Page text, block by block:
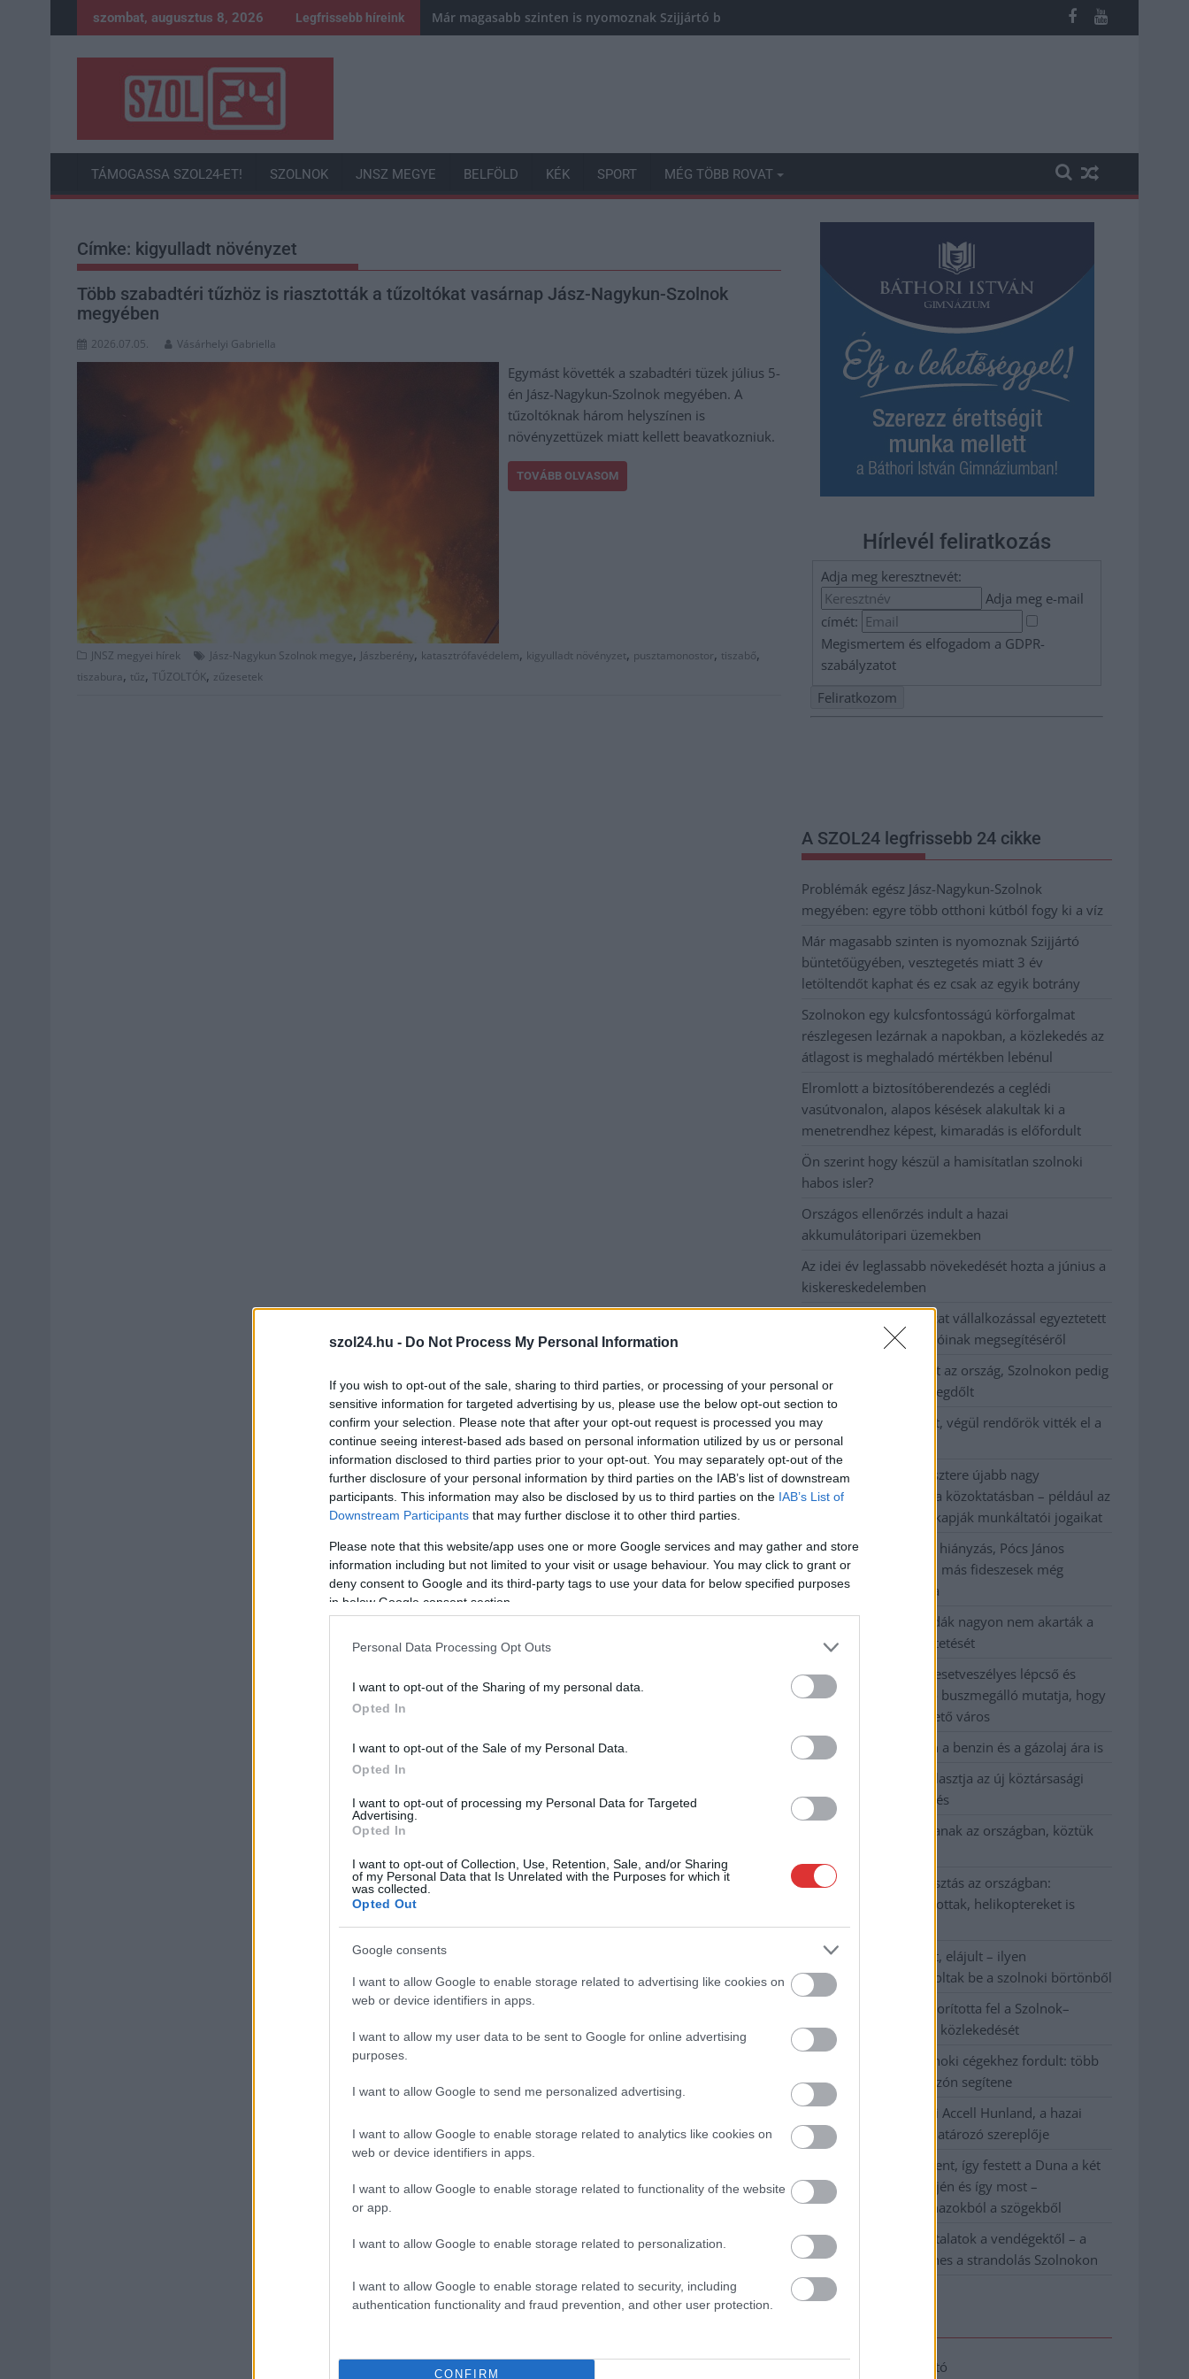
szol24.hu - Do Not Process My Personal Information
If you wish to opt-out of the sale, sharing to third parties, or processing of your personal or
sensitive information for targeted advertising by us, please use the below opt-out section to
confirm your selection. Please note that after your opt-out request is processed you may
continue seeing interest-based ads based on personal information utilized by us or personal
information disclosed to third parties prior to your opt-out. You may separately opt-out of the
further disclosure of your personal information by third parties on the IAB’s list of downstream
participants. This information may also be disclosed by us to third parties on the IAB’s List of
Downstream Participants that may further disclose it to other third parties.
Please note that this website/app uses one or more Google services and may gather and store
information including but not limited to your visit or usage behaviour. You may click to grant or
deny consent to Google and its third-party tags to use your data for below specified purposes
in below Google consent section.
Personal Data Processing Opt Outs
I want to opt-out of the Sharing of my personal data.
Opted In
I want to opt-out of the Sale of my Personal Data.
Opted In
I want to opt-out of processing my Personal Data for Targeted
Advertising.
Opted In
I want to opt-out of Collection, Use, Retention, Sale, and/or Sharing
of my Personal Data that Is Unrelated with the Purposes for which it
was collected.
Opted Out
Google consents
I want to allow Google to enable storage related to advertising like cookies on
web or device identifiers in apps.
I want to allow my user data to be sent to Google for online advertising
purposes.
I want to allow Google to send me personalized advertising.
I want to allow Google to enable storage related to analytics like cookies on
web or device identifiers in apps.
I want to allow Google to enable storage related to functionality of the website
or app.
I want to allow Google to enable storage related to personalization.
I want to allow Google to enable storage related to security, including
authentication functionality and fraud prevention, and other user protection.
CONFIRM
to
szombat, augusztus 8, 2026 Legfrissebb híreink Már magasabb szinten is nyomoznak Szijjártó büntetőügyében, vesztegetés miatt 3 év letöltendőt kaphat és ez csak az
TÁMOGASSA SZOL24-ET! SZOLNOK JNSZ MEGYE BELFÖLD KÉK SPORT MÉG TÖBB ROVAT
Címke: kigyulladt növényzet
Több szabadtéri tűzhöz is riasztották a tűzoltókat vasárnap Jász-Nagykun-Szolnok
megyében
2026.07.05. Vásárhelyi Gabriella
Egymást követték a szabadtéri tüzek július 5-
én Jász-Nagykun-Szolnok megyében. A
tűzoltóknak három helyszínen is
növényzettüzek miatt kellett beavatkozniuk.
TOVÁBB OLVASOM
JNSZ megyei hírek Jász-Nagykun Szolnok megye, Jászberény, katasztrófavédelem, kigyulladt növényzet, pusztamonostor, tiszabő,
tiszabura, tűz, TŰZOLTÓK, zűzesetek
Hírlevél feliratkozás
Adja meg keresztnevét:
Adja meg e-mail
címét:
Megismertem és elfogadom a GDPR-
szabályzatot
A SZOL24 legfrissebb 24 cikke
Problémák egész Jász-Nagykun-Szolnok
megyében: egyre több otthoni kútból fogy ki a víz
Már magasabb szinten is nyomoznak Szijjártó
büntetőügyében, vesztegetés miatt 3 év
letöltendőt kaphat és ez csak az egyik botrány
Szolnokon egy kulcsfontosságú körforgalmat
részlegesen lezárnak a napokban, a közlekedés az
átlagost is meghaladó mértékben lebénul
Elromlott a biztosítóberendezés a ceglédi
vasútvonalon, alapos késések alakultak ki a
menetrendhez képest, kimaradás is előfordult
Ön szerint hogy készül a hamisítatlan szolnoki
habos isler?
Országos ellenőrzés indult a hazai
akkumulátoripari üzemekben
Az idei év leglassabb növekedését hozta a június a
kiskereskedelemben
Györfi Mihály több tucat vállalkozással egyeztetett
a kerékpárgyár dolgozóinak megsegítéséről
41 fok fölé forrósodott az ország, Szolnokon pedig
egy másik rekord is megdőlt
Egy telefonhívást akart, végül rendőrök vitték el a
mezőtúri férfit
A Tisza kormány minisztere újabb nagy
változásokról döntött a közoktatásban – például az
iskolaigazgatók visszakapják munkáltatói jogaikat
Sok volt az igazolatlan hiányzás, Pócs János
fizetéslevonást kapott, más fideszesek még
kevesebbet vittek haza
A Szolnok megyei gazdák nagyon nem akarták a
JÉGER további üzemeltetését
Csendélet 5.0: alig balesetveszélyes lépcső és
remek állapotban levő buszmegálló mutatja, hogy
Szolnok mennyire élhető város
Pénteken újra csökken a benzin és a gázolaj ára is
Napokon belül megválasztja az új köztársasági
elnököt az Országgyűlés
Kiterjedt tüzek pusztítanak az országban, köztük
Harmadfokú hőségriasztás az országban:
Szolnokon klímát javítottak, helikoptereket is
bevetettek a tüzeknél
A zárkában rosszul lett, elájult – ilyen
körülményekről számoltak be a szolnoki börtönből
Váratlan fennakadás borította fel a Szolnok–
Kecskemét vasútvonal közlekedését
A polgármester a szolnoki cégekhez fordult: több
száz elbocsátott dolgozón segítene
Csődbe ment a tószegi Accell Hunland, a hazai
kerékpárgyártás meghatározó szereplője
Egyszer fent, egyszer lent, így festett a Duna a két
évvel ezelőtti árvíz idején és így most –
fotógyűjtemény ugyanazokból a szögekből
Ilyenek eddig a tapasztalatok a vendégektől – a
hőhullám miatt ingyenes a strandolás Szolnokon
Adatkezelési tájékoztató